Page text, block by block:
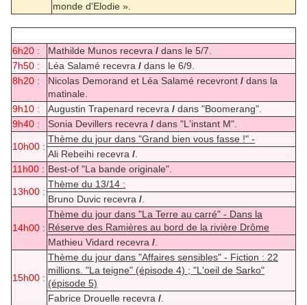
monde d'Elodie ».
6h20 : Mathilde Munos recevra / dans le 5/7.
7h50 :
Léa Salamé recevra / dans le 6/9.
8h20 :
Nicolas Demorand et Léa Salamé recevront / dans la
matinale.
9h10 :
Augustin Trapenard recevra / dans "Boomerang".
9h40 :
Sonia Devillers recevra / dans "L'instant M".
10h00 :
Thème du jour dans "Grand bien vous fasse !" -
Ali Rebeihi recevra /
11h00 : Best-of "La bande originale".
13h00 :
Thème du 13/14 :
Bruno Duvic recevra /
14h00 :
Thème du jour dans "La Terre au carré" - Dans la
Réserve des Ramières au bord de la rivière Drôme
Mathieu Vidard recevra /
15h00 :
Thème du jour dans "Affaires sensibles" - Fiction : 22
millions. "La teigne" (épisode 4) ; "L'oeil de Sarko"
(épisode 5)
Fabrice Drouelle recevra /